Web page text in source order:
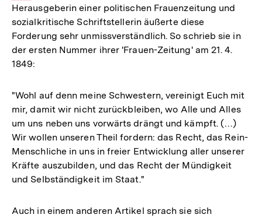
Herausgeberin einer politischen Frauenzeitung und
sozialkritische Schriftstellerin äußerte diese
Forderung sehr unmissverständlich. So schrieb sie in
der ersten Nummer ihrer 'Frauen-Zeitung' am 21. 4.
1849:
"Wohl auf denn meine Schwestern, vereinigt Euch mit
mir, damit wir nicht zurückbleiben, wo Alle und Alles
um uns neben uns vorwärts drängt und kämpft. (…)
Wir wollen unseren Theil fordern: das Recht, das Rein-
Menschliche in uns in freier Entwicklung aller unserer
Kräfte auszubilden, und das Recht der Mündigkeit
und Selbständigkeit im Staat."
Auch in einem anderen Artikel sprach sie sich